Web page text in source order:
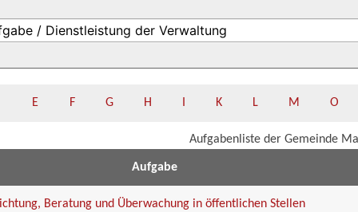
E F G H I K L M O
Aufgabenliste der Gemeinde
Aufgabe
Beratung und Überwachung in öffentlichen Stellen